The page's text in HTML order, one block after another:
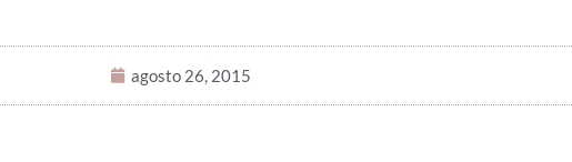
agosto 26, 2015